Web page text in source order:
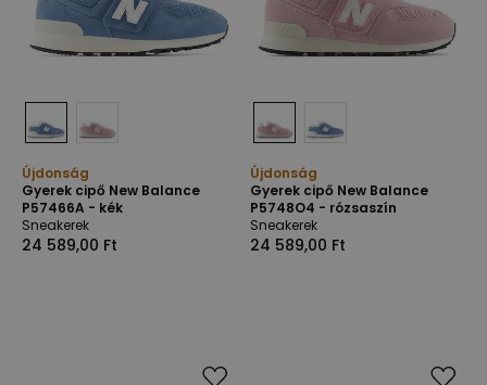
Újdonság
Gyerek cipő New Balance
P57466A - kék
Sneakerek
24 589,00 Ft
Újdonság
Gyerek cipő New Balance
P5748O4 - rózsaszín
Sneakerek
24 589,00 Ft